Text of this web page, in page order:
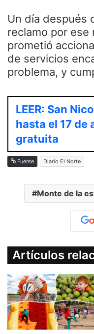
Un día después
reclamo por ese
prometió
de servicios
problema, y
LEER: San
hasta el 17 de
gratuita
Fuente Diario El Norte
Monte de la
Artículos